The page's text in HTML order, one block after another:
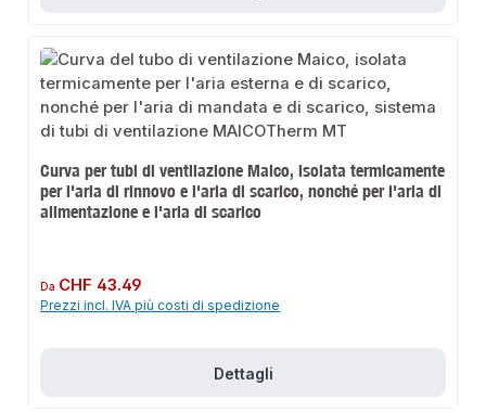
Curva per tubi di ventilazione Maico, isolata termicamente
per l'aria di rinnovo e l'aria di scarico, nonché per l'aria di
alimentazione e l'aria di scarico
Prezzo normale:
Da CHF 43.49
Prezzi incl. IVA più costi di spedizione
Dettagli